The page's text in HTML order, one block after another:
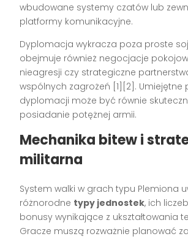
wbudowane systemy czatów lub
platformy komunikacyjne.
Dyplomacja wykracza poza proste
obejmuje również negocjacje
nieagresji czy strategiczne
wspólnych zagrożeń [1][2]. Umiejętne
dyplomacji może być równie
posiadanie potężnej armii.
Mechanika bitew i
militarna
System walki w grach typu Plemiona
różnorodne typy jednostek, ich
bonusy wynikające z ukształtowania
Gracze muszą rozważnie planować